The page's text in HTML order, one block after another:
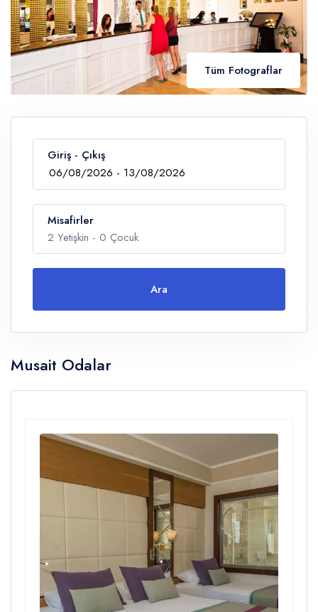
Tüm Fotograflar
Giriş - Çıkış
Misafirler
2 Yetişkin - 0 Çocuk
Yetişkin
Çocuklar
Ara
Musait Odalar